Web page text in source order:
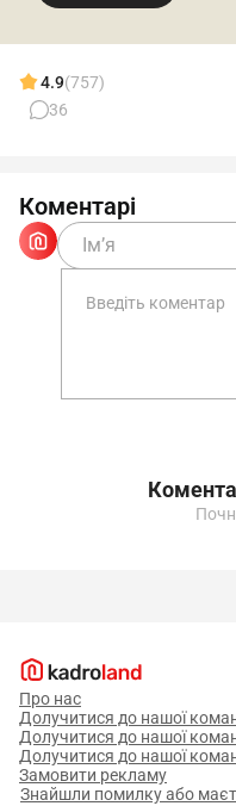
4.9(757)
36
Коментарі
Про нас
Долучитися до нашої
Долучитися до нашої
Долучитися до нашої
Замовити рекламу
Знайшли помилку або